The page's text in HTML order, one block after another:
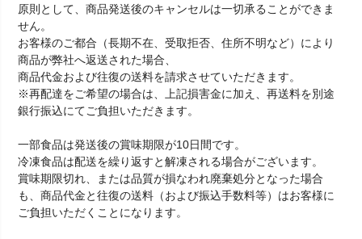
原則として、商品発送後のキャンセルは一切承ることができま
せん。
お客様のご都合（長期不在、受取拒否、住所不明など）により
商品が弊社へ返送された場合、
商品代金および往復の送料を請求させていただきます。
※再配達をご希望の場合は、上記損害金に加え、再送料を別途
銀行振込にてご負担いただきます。
一部食品は発送後の賞味期限が10日間です。
冷凍食品は配送を繰り返すと解凍される場合がございます。
賞味期限切れ、または品質が損なわれ廃棄処分となった場合
も、商品代金と往復の送料（および振込手数料等）はお客様に
ご負担いただくことになります。